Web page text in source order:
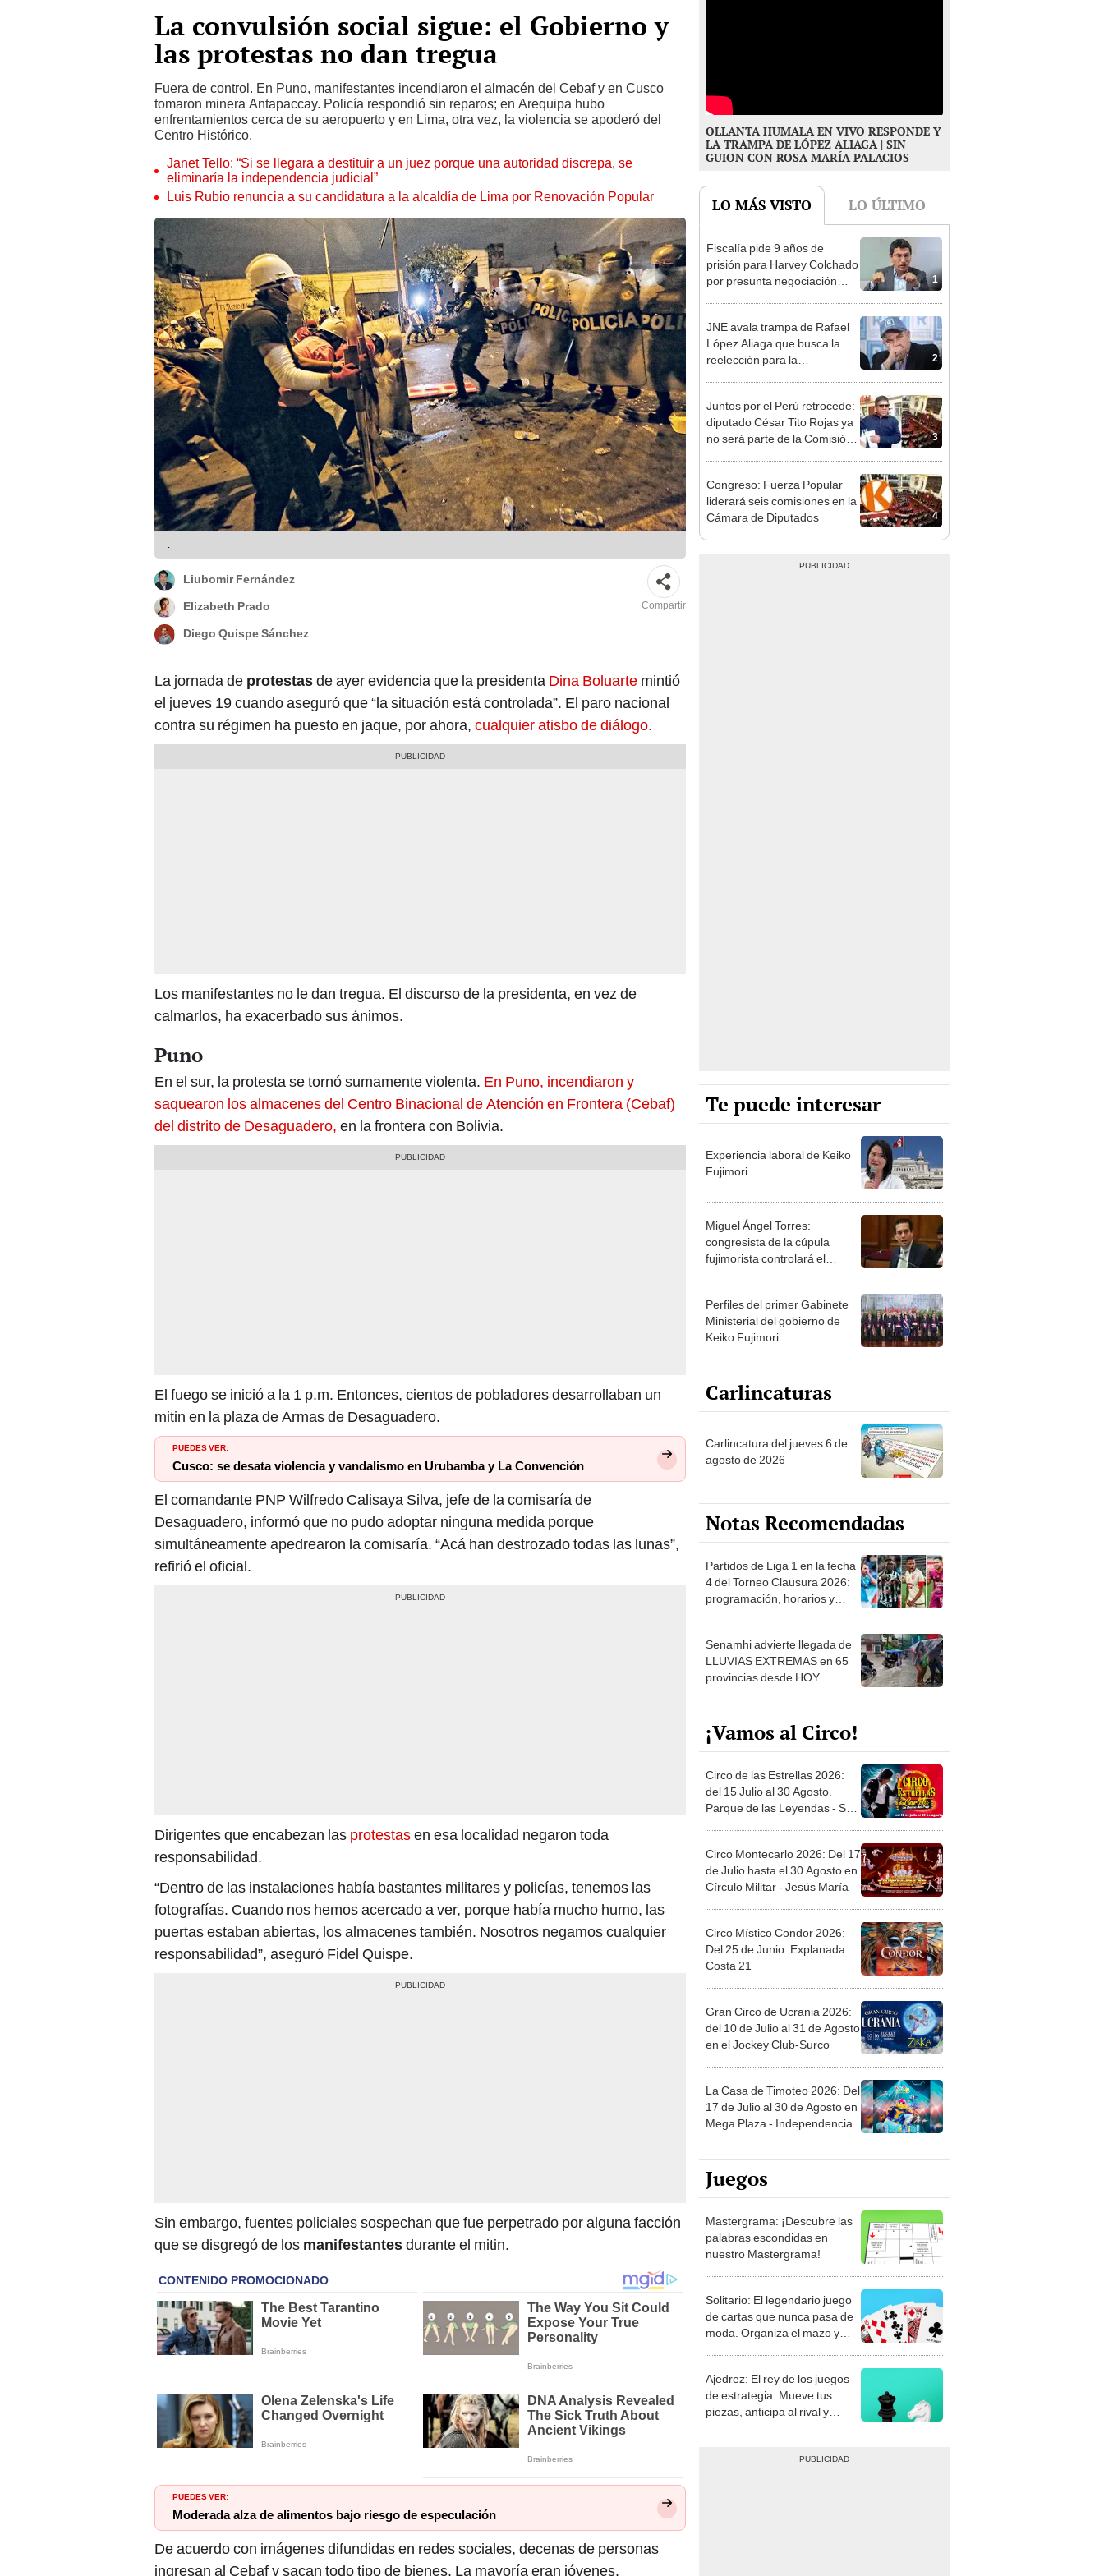
La convulsión social sigue: el Gobierno y
las protestas no dan tregua
Fuera de control. En Puno, manifestantes incendiaron el almacén del Cebaf y en Cusco
tomaron minera Antapaccay. Policía respondió sin reparos; en Arequipa hubo
enfrentamientos cerca de su aeropuerto y en Lima, otra vez, la violencia se apoderó del
Centro Histórico.
Janet Tello: “Si se llegara a destituir a un juez porque una autoridad discrepa, se
eliminaría la independencia judicial”
Luis Rubio renuncia a su candidatura a la alcaldía de Lima por Renovación Popular
.
Liubomir Fernández
Elizabeth Prado
Diego Quispe Sánchez
Compartir
La jornada de protestasde ayer evidencia que la presidenta Dina Boluarte mintió
el jueves 19 cuando aseguró que “la situación está controlada”. El paro nacional
contra su régimen ha puesto en jaque, por ahora, cualquier atisbo de diálogo.
Los manifestantes no le dan tregua. El discurso de la presidenta, en vez de
calmarlos, ha exacerbado sus ánimos.
Puno
En el sur, la protesta se tornó sumamente violenta. En Puno, incendiaron y
saquearon los almacenes del Centro Binacional de Atención en Frontera (Cebaf)
del distrito de Desaguadero, en la frontera con Bolivia.
El fuego se inició a la 1 p.m. Entonces, cientos de pobladores desarrollaban un
mitin en la plaza de Armas de Desaguadero.
PUEDES VER:
Cusco: se desata violencia y vandalismo en Urubamba y La Convención
El comandante PNP Wilfredo Calisaya Silva, jefe de la comisaría de
Desaguadero, informó que no pudo adoptar ninguna medida porque
simultáneamente apedrearon la comisaría. “Acá han destrozado todas las lunas”,
refirió el oficial.
Dirigentes que encabezan las protestasen esa localidad negaron toda
responsabilidad.
“Dentro de las instalaciones había bastantes militares y policías, tenemos las
fotografías. Cuando nos hemos acercado a ver, porque había mucho humo, las
puertas estaban abiertas, los almacenes también. Nosotros negamos cualquier
responsabilidad”, aseguró Fidel Quispe.
Sin embargo, fuentes policiales sospechan que fue perpetrado por alguna facción
que se disgregó de los manifestantesdurante el mitin.
PUEDES VER:
Moderada alza de alimentos bajo riesgo de especulación
De acuerdo con imágenes difundidas en redes sociales, decenas de personas
ingresan al Cebaf y sacan todo tipo de bienes. La mayoría eran jóvenes.
OLLANTA HUMALA EN VIVO RESPONDE Y
LA TRAMPA DE LÓPEZ ALIAGA | SIN
GUION CON ROSA MARÍA PALACIOS
LO MÁS VISTO LO ÚLTIMO
1
Fiscalía pide 9 años de
prisión para Harvey Colchado
por presunta negociación
2
JNE avala trampa de Rafael
López Aliaga que busca la
reelección para la
3
Juntos por el Perú retrocede:
diputado César Tito Rojas ya
no será parte de la Comisión
4
Congreso: Fuerza Popular
liderará seis comisiones en la
Cámara de Diputados
Te puede interesar
Experiencia laboral de Keiko
Fujimori
Miguel Ángel Torres:
congresista de la cúpula
fujimorista controlará el
Perfiles del primer Gabinete
Ministerial del gobierno de
Keiko Fujimori
Carlincaturas
Carlincatura del jueves 6 de
agosto de 2026
Notas Recomendadas
Partidos de Liga 1 en la fecha
4 del Torneo Clausura 2026:
programación, horarios y
Senamhi advierte llegada de
LLUVIAS EXTREMAS en 65
provincias desde HOY
¡Vamos al Circo!
Circo de las Estrellas 2026:
del 15 Julio al 30 Agosto.
Parque de las Leyendas - San
Circo Montecarlo 2026: Del 17
de Julio hasta el 30 Agosto en
Círculo Militar - Jesús María
Circo Místico Condor 2026:
Del 25 de Junio. Explanada
Costa 21
Gran Circo de Ucrania 2026:
del 10 de Julio al 31 de Agosto
en el Jockey Club-Surco
La Casa de Timoteo 2026: Del
17 de Julio al 30 de Agosto en
Mega Plaza - Independencia
Juegos
Mastergrama: ¡Descubre las
palabras escondidas en
nuestro Mastergrama!
Solitario: El legendario juego
de cartas que nunca pasa de
moda. Organiza el mazo y
Ajedrez: El rey de los juegos
de estrategia. Mueve tus
piezas, anticipa al rival y